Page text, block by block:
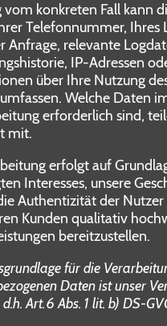
vom konkreten Fall kann
Telefonnummer, Ihres
Anfrage, relevante
IP-Adressen
über Ihre Nutzung
Welche Daten
erforderlich sind,
mit.
erfolgt auf
Interesses, unsere
Authentizität der Nutzer
Kunden qualitativ
bereitzustellen.
für die
Daten ist unser
Art. 6 Abs. 1 lit. b) DS-